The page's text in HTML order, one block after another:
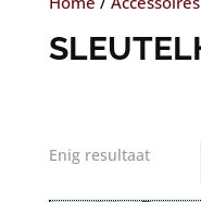
Enig resultaat